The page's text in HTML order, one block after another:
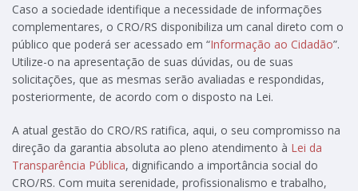
Caso a sociedade identifique a necessidade de informações
complementares, o CRO/RS disponibiliza um canal direto com o
público que poderá ser acessado em “Informação ao Cidadão”.
Utilize-o na apresentação de suas dúvidas, ou de suas
solicitações, que as mesmas serão avaliadas e respondidas,
posteriormente, de acordo com o disposto na Lei.
A atual gestão do CRO/RS ratifica, aqui, o seu compromisso na
direção da garantia absoluta ao pleno atendimento à Lei da
Transparência Pública, dignificando a importância social do
CRO/RS. Com muita serenidade, profissionalismo e trabalho,